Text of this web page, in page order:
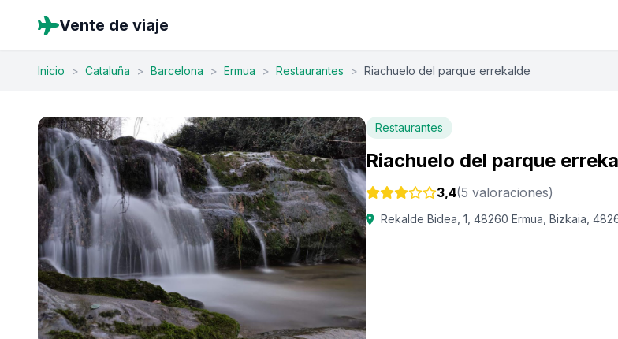
Vente de viaje
Inicio > Cataluña > Barcelona > Ermua > Restaurantes > Riachuelo del parque errekalde
Restaurantes
Riachuelo del parque
3,4(5 valoraciones)
Rekalde Bidea, 1, 48260 Ermua, Bizkaia,